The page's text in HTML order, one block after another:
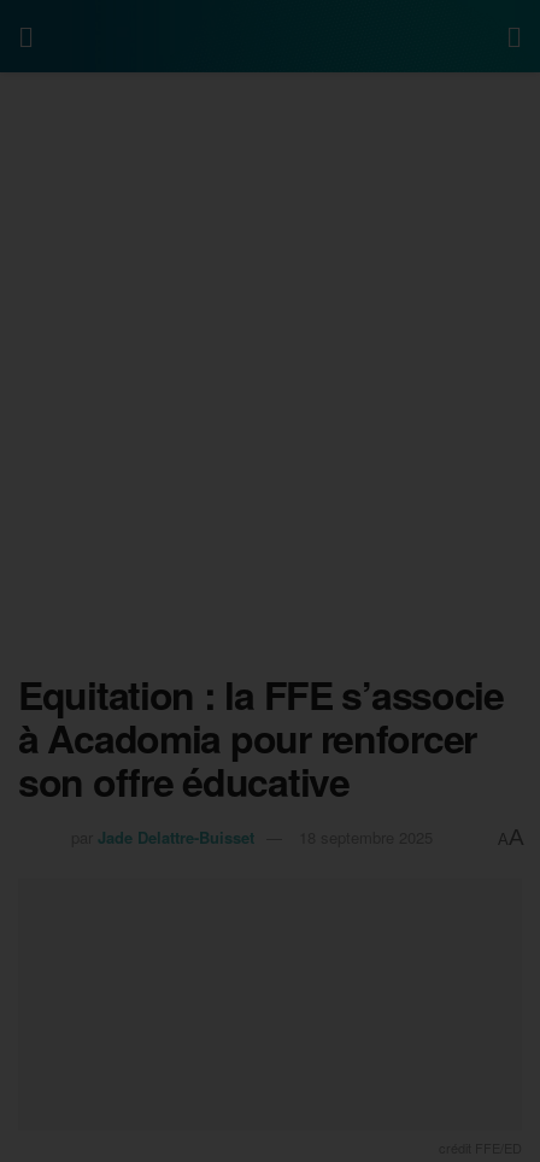
Equitation : la FFE s’associe
à Acadomia pour renforcer
son offre éducative
Jade Delattre-Buisset AA